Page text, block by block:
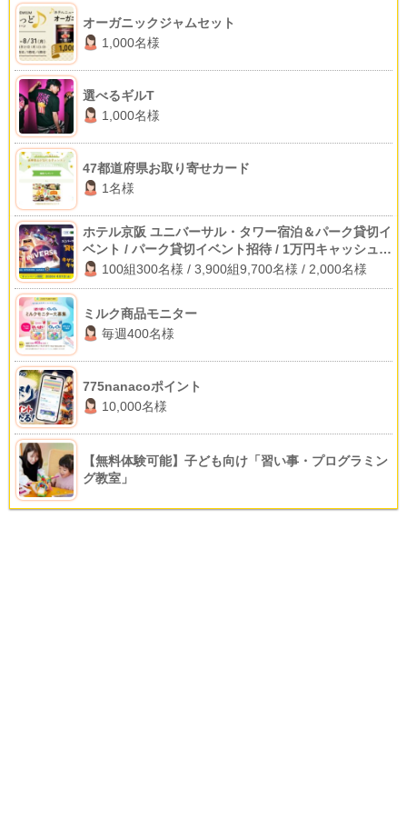
オーガニックジャムセット
1,000名様
選べるギルT
1,000名様
47都道府県お取り寄せカード
1名様
ホテル京阪 ユニバーサル・タワー宿泊＆パーク貸切イ
ベント / パーク貸切イベント招待 / 1万円キャッシュバ
ック100組300名様 / 3,900組9,700名様 / 2,000名様
ミルク商品モニター
毎週400名様
775nanacoポイント
10,000名様
【無料体験可能】子ども向け「習い事・プログラミン
グ教室」